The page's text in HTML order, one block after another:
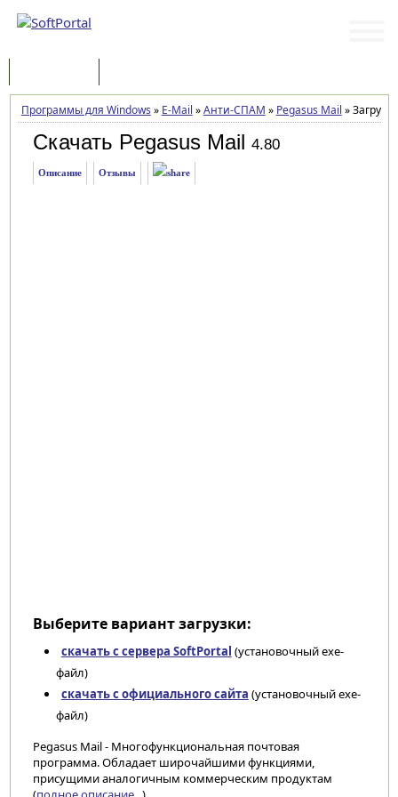
Программы для Windows » E-Mail »Анти-СПАМ » Pegasus Mail »Загрузка
Скачать Pegasus Mail 4.80
Описание Отзывы
Выберите вариант загрузки:
скачать с сервера SoftPortal (установочный exe-
файл)
скачать с официального сайта (установочный exe-
файл)
Pegasus Mail - Многофункциональная почтовая
программа. Обладает широчайшими функциями,
присущими аналогичным коммерческим продуктам